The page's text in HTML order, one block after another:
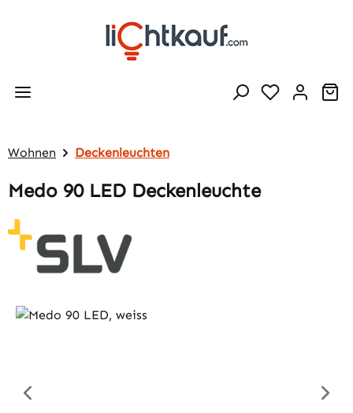
Zum Hauptinhalt springen
Wohnen Deckenleuchten
Medo 90 LED Deckenleuchte
Bildergalerie überspringen